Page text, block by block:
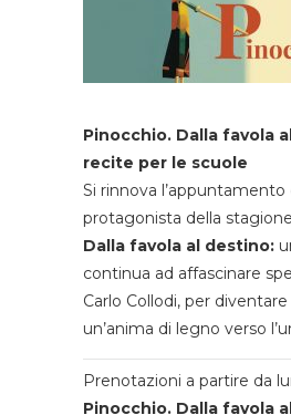
Pinocchio. Dalla favola
recite per le scuole
Si rinnova
protagonista della
Dalla favola al destino:
continua ad affascinare
Carlo Collodi, per
un’anima di legno verso
Prenotazioni a partire da
Pinocchio. Dalla favola